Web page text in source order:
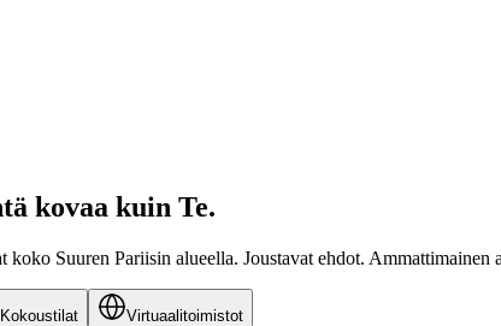
kovaa kuin Te.
Suuren Pariisin alueella. Joustavat ehdot. Ammattimainen
Kokoustilat Virtuaalitoimistot